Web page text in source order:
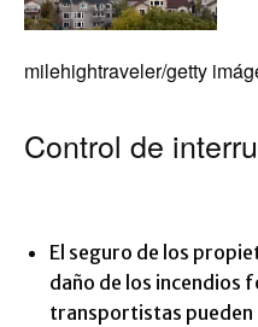
milehightraveler/getty
Control de
El seguro de los
daño de los incendios
transportistas